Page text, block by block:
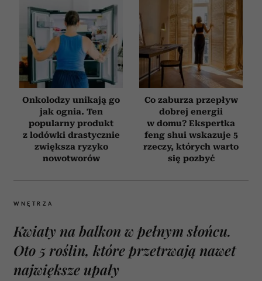
Onkolodzy unikają go
jak ognia. Ten
popularny produkt
z lodówki drastycznie
zwiększa ryzyko
nowotworów
Co zaburza przepływ
dobrej energii
w domu? Ekspertka
feng shui wskazuje 5
rzeczy, których warto
się pozbyć
WNĘTRZA
Kwiaty na balkon w pełnym słońcu.
Oto 5 roślin, które przetrwają nawet
największe upały